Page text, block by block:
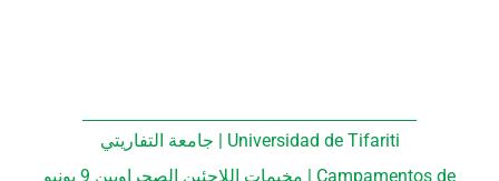
جامعة التفاريتي | Universidad de Tifariti
مخيمات اللاجئين الصحراويين 9 يونيو | Campamentos de